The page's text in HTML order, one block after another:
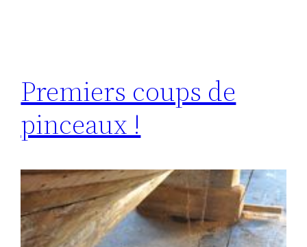
Premiers coups de
pinceaux !